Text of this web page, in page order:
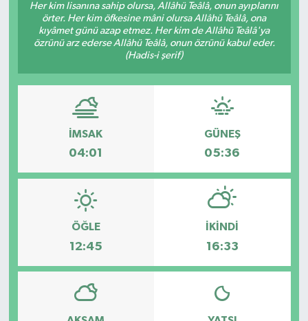
Her kim lisanına sahip olursa, Allâhü Teâlâ, onun ayıplarını
örter. Her kim öfkesine mâni olursa Allâhü Teâlâ, ona
kıyâmet günü azap etmez. Her kim de Allâhü Teâlâ'ya
özrünü arz ederse Allâhü Teâlâ, onun özrünü kabul eder.
(Hadis-i şerif)
İMSAK
04:01
GÜNEŞ
05:36
ÖĞLE
12:45
İKINDI
16:33